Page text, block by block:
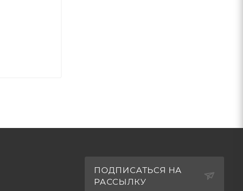
ПОДПИСАТЬСЯ НА
РАССЫЛКУ